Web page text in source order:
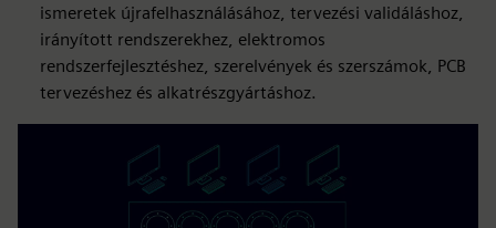
ismeretek újrafelhasználásához, tervezési validáláshoz,
irányított rendszerekhez, elektromos
rendszerfejlesztéshez, szerelvények és szerszámok, PCB
tervezéshez és alkatrészgyártáshoz.